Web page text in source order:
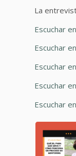
La
Escuchar
Escuchar
Escuchar
Escuchar
Escuchar